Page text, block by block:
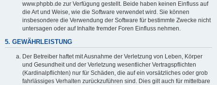
www.phpbb.de zur Verfügung gestellt. Beide haben keinen Einfluss auf
die Art und Weise, wie die Software verwendet wird. Sie können
insbesondere die Verwendung der Software für bestimmte Zwecke nicht
untersagen oder auf Inhalte fremder Foren Einfluss nehmen.
5. GEWÄHRLEISTUNG
Der Betreiber haftet mit Ausnahme der Verletzung von Leben, Körper
und Gesundheit und der Verletzung wesentlicher Vertragspflichten
(Kardinalpflichten) nur für Schäden, die auf ein vorsätzliches oder grob
fahrlässiges Verhalten zurückzuführen sind. Dies gilt auch für mittelbare